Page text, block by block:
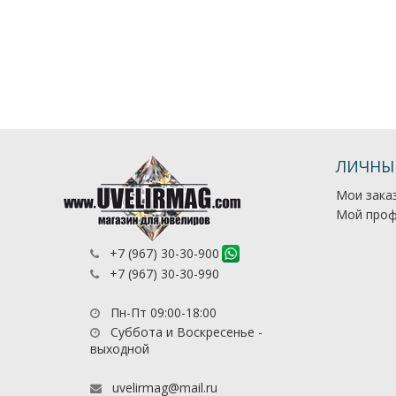
+7 (967) 30-30-900
+7 (967) 30-30-990
Пн-Пт 09:00-18:00
Суббота и Воскресенье -
выходной
uvelirmag@mail.ru
Мои
Мой